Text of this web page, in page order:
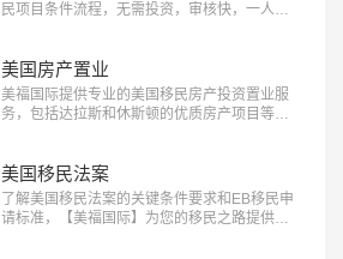
民项目条件流程，无需投资，审核快，一人申
美国房产置业
美福国际提供专业的美国移民房产投资置业服
务，包括达拉斯和休斯顿的优质房产项目等精
美国移民法案
了解美国移民法案的关键条件要求和EB移民申
请标准，【美福国际】为您的移民之路提供清